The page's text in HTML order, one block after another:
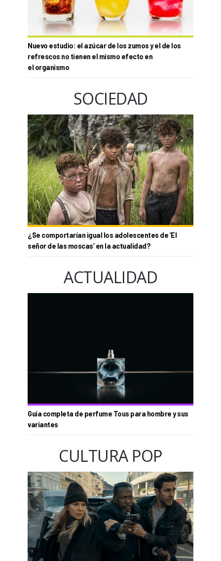
Nuevo estudio: el azúcar de los zumos y el de los
refrescos no tienen el mismo efecto en
el organismo
SOCIEDAD
¿Se comportarían igual los adolescentes de ‘El
señor de las moscas’ en la actualidad?
ACTUALIDAD
Guía completa de perfume Tous para hombre y sus
variantes
CULTURA POP